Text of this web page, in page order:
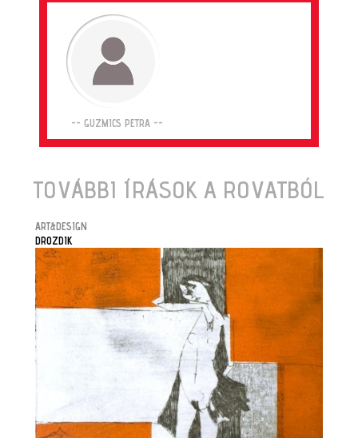
-- GUZMICS PETRA --
TOVÁBBI ÍRÁSOK A ROVATBÓL
ART&DESIGN
DROZDIK